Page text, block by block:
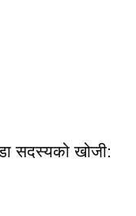
सदस्यको खोजी: